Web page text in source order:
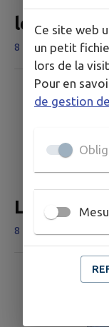
le village
8 km - Zérubia
LE
8 km - Loreto-di-
Ce site web
un petit
lors de la
Pour en
de gestion